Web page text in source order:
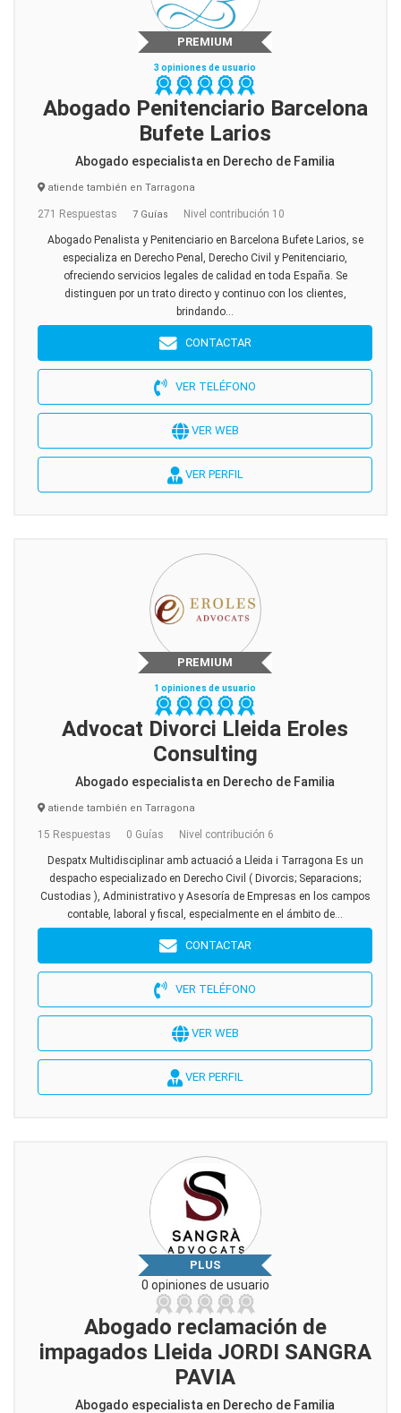
PREMIUM
3 opiniones de usuario
Abogado Penitenciario Barcelona
Bufete Larios
Abogado especialista en Derecho de Familia
atiende también en Tarragona
271 Respuestas 7 Guías Nivel contribución 10
Abogado Penalista y Penitenciario en Barcelona Bufete Larios, se
especializa en Derecho Penal, Derecho Civil y Penitenciario,
ofreciendo servicios legales de calidad en toda España. Se
distinguen por un trato directo y continuo con los clientes,
brindando...
CONTACTAR
VER TELÉFONO
VER WEB
VER PERFIL
PREMIUM
1 opiniones de usuario
Advocat Divorci Lleida Eroles
Consulting
Abogado especialista en Derecho de Familia
atiende también en Tarragona
15 Respuestas 0 Guías Nivel contribución 6
Despatx Multidisciplinar amb actuació a Lleida i Tarragona Es un
despacho especializado en Derecho Civil ( Divorcis; Separacions;
Custodias ), Administrativo y Asesoría de Empresas en los campos
contable, laboral y fiscal, especialmente en el ámbito de...
CONTACTAR
VER TELÉFONO
VER WEB
VER PERFIL
PLUS
0 opiniones de usuario
Abogado reclamación de
impagados Lleida JORDI SANGRA
PAVIA
Abogado especialista en Derecho de Familia